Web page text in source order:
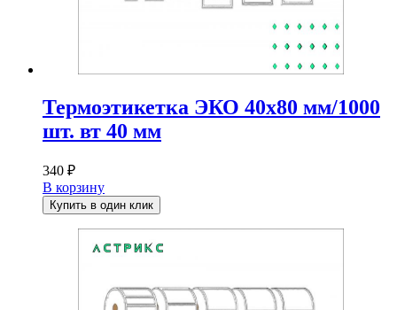
Термоэтикетка ЭКО 40х80 мм/1000
шт. вт 40 мм
340 ₽
В корзину
Купить в один клик